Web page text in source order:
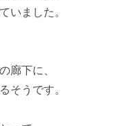
いました。
の廊下に、
そうです。